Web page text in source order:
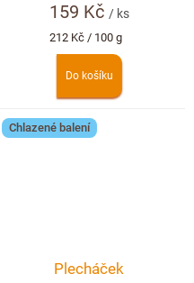
159 Kč / ks
Měrná
cena:
212 Kč / 100 g
Do košíku
Chlazené balení
Plecháček